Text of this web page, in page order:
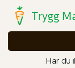
Trygg
Har du